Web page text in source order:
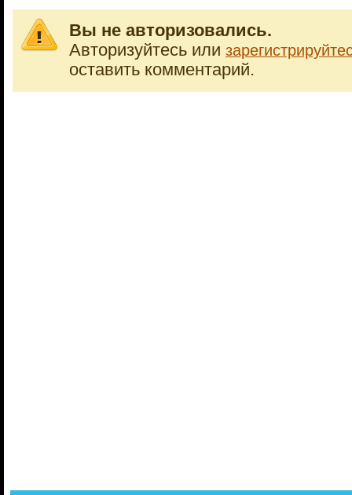
Вы не авторизовались.
Авторизуйтесь или
оставить комментарий.